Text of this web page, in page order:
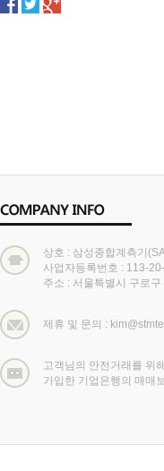
상호 : 삼성종합계측기
사업자등록번호 : 113-
주소 : 서울특별시 구로
제휴 및 문의 :
고객님의 안전거래를 위
가입한 기업은행의 매매